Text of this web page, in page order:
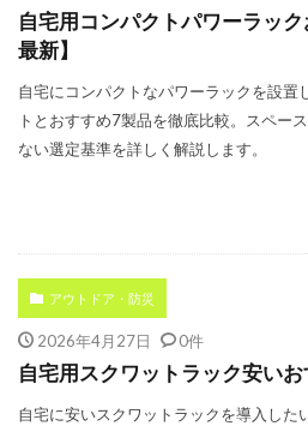
自宅用コンパクトパワーラッ
最新】
自宅にコンパクトなパワーラックを設置
トとおすすめ7製品を徹底比較。スペー
ない選定基準を詳しく解説します。
アウトドア・防災
2026年4月27日 0件
自宅用スクワットラック安いお
自宅に安いスクワットラックを導入した